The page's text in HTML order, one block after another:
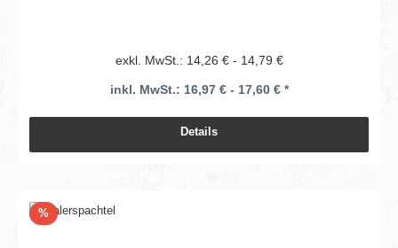
exkl. MwSt.: 14,26 € - 14,79 €
inkl. MwSt.: 16,97 € - 17,60 € *
Details
%Rabatt